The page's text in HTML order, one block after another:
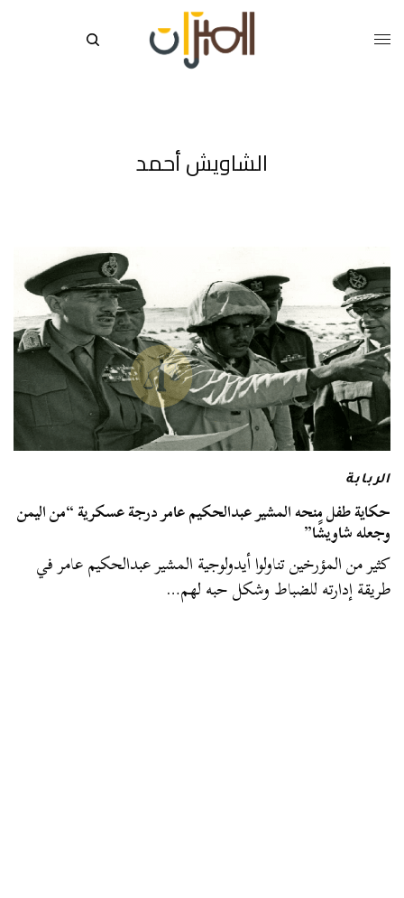
الشاويش أحمد
الربابة
حكاية طفل منحه المشير عبدالحكيم عامر درجة عسكرية “من اليمن
وجعله شاويشًا”
كثير من المؤرخين تناولوا أيدولوجية المشير عبدالحكيم عامر في
طريقة إدارته للضباط وشكل حبه لهم…